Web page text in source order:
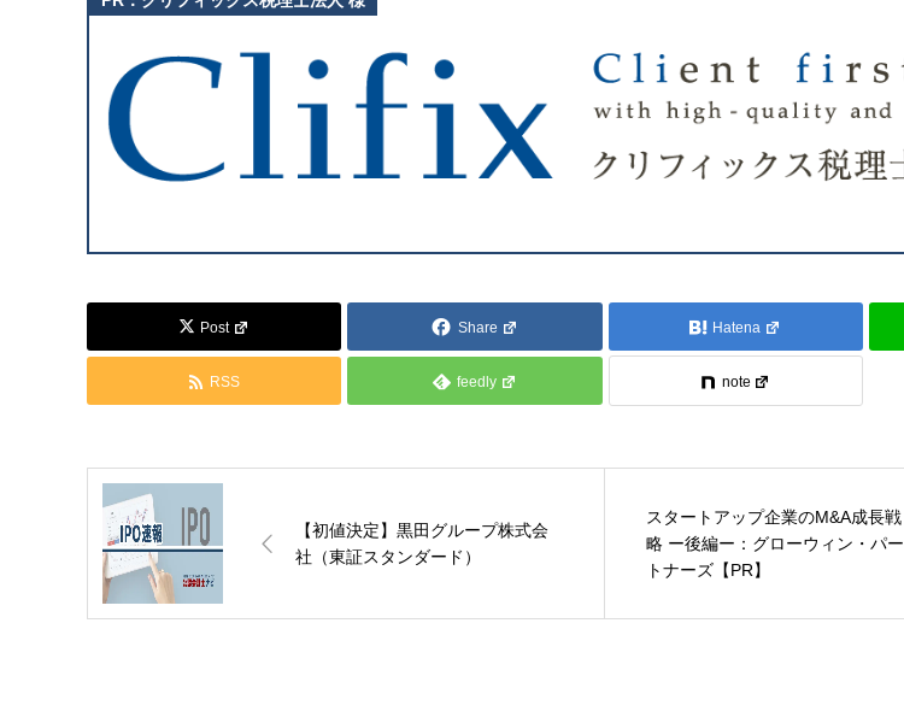
Post Share Hatena
RSS feedly note
【初値決定】黒田グループ株式会
社（東証スタンダード）
スタートアップ企業のM&A成長戦
略 ー後編ー：グローウィン・パー
トナーズ【PR】